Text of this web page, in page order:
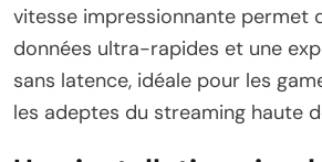
vitesse impressionnante permet
données ultra-rapides et une
sans latence, idéale pour les
les adeptes du streaming haute